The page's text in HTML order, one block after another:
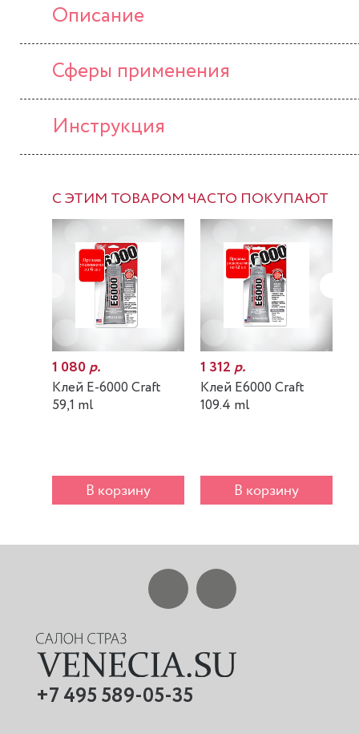
Описание
Сферы применения
Инструкция
С ЭТИМ ТОВАРОМ ЧАСТО ПОКУПАЮТ
1 080р.
Клей E-6000 Craft
59,1 ml
В корзину
1 312р.
Клей E6000 Craft
109.4 ml
В корзину
+7 495 589-05-35